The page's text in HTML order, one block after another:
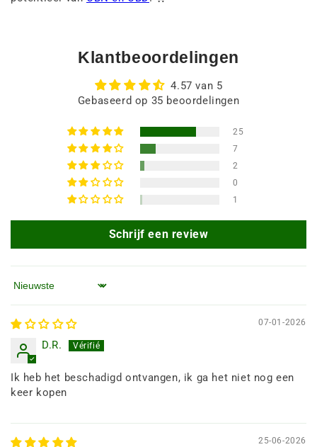
Klantbeoordelingen
4.57 van 5
Gebaseerd op 35 beoordelingen
25
7
2
0
1
Schrijf een review
Sorteren op
07-01-2026
D.R.
Ik heb het beschadigd ontvangen, ik ga het niet nog een
keer kopen
25-06-2026